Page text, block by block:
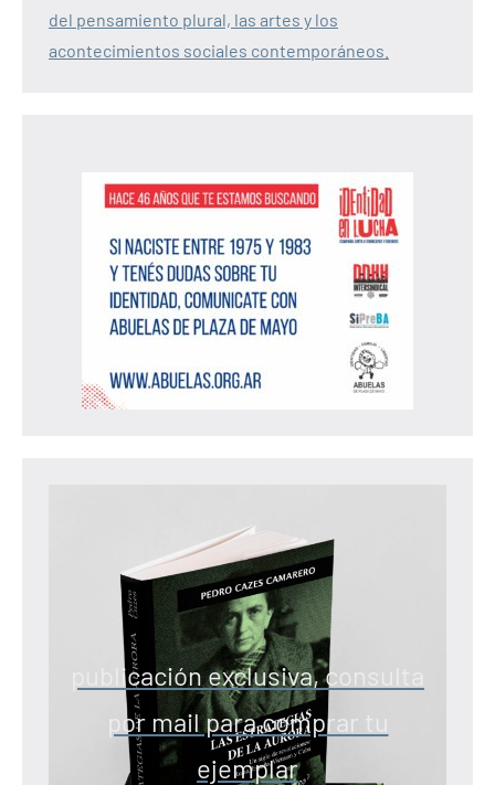
del pensamiento plural, las artes y los
acontecimientos sociales contemporáneos.
publicación exclusiva, consulta
por mail para comprar tu
ejemplar